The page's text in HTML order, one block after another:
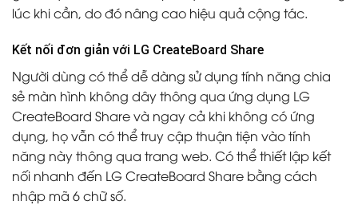
lúc khi cần, do đó nâng cao hiệu quả cộng tác.
Kết nối đơn giản với LG CreateBoard Share
Người dùng có thể dễ dàng sử dụng tính năng chia
sẻ màn hình không dây thông qua ứng dụng LG
CreateBoard Share và ngay cả khi không có ứng
dụng, họ vẫn có thể truy cập thuận tiện vào tính
năng này thông qua trang web. Có thể thiết lập kết
nối nhanh đến LG CreateBoard Share bằng cách
nhập mã 6 chữ số.